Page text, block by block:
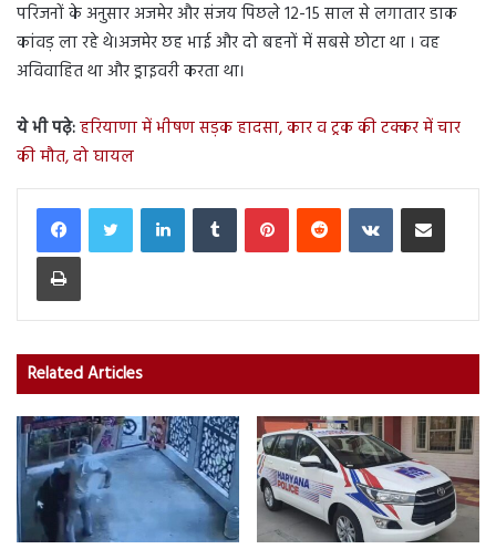
परिजनों के अनुसार अजमेर और संजय पिछले 12-15 साल से लगातार डाक
कांवड़ ला रहे थे।अजमेर छह भाई और दो बहनों में सबसे छोटा था । वह
अविवाहित था और ड्राइवरी करता था।
ये भी पढ़े:हरियाणा में भीषण सड़क हादसा, कार व ट्रक की टक्कर में चार
की मौत, दो घायल
LinkedInTumblr PinterestReddit VKontakteShare via Email
Print
Related Articles